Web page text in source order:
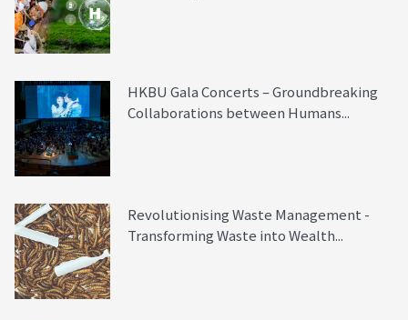
HKBU Gala Concerts – Groundbreaking
Collaborations between Humans...
Revolutionising Waste Management -
Transforming Waste into Wealth...